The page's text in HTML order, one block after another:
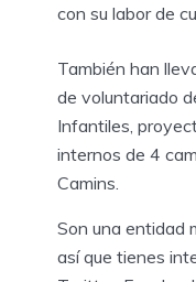
con su labor de
También han
de voluntariado
Infantiles,
internos de 4
Camins.
Son una entidad
así que tienes